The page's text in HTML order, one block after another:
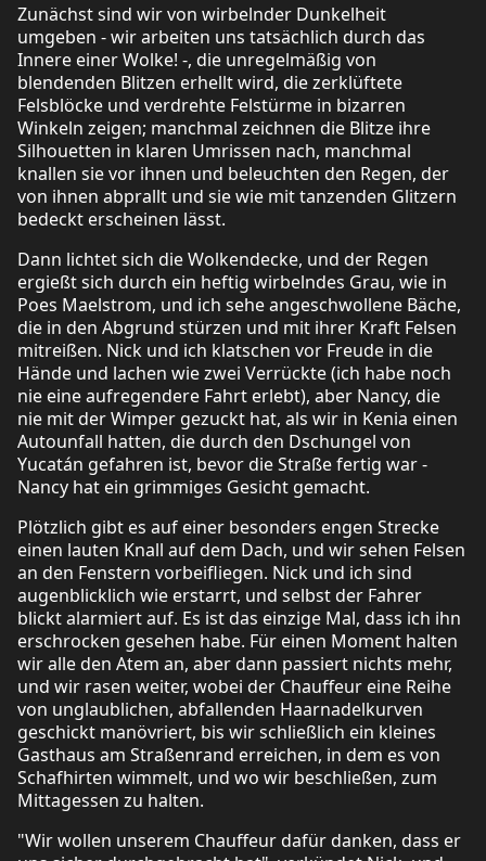
Zunächst sind wir von wirbelnder Dunkelheit
umgeben - wir arbeiten uns tatsächlich durch das
Innere einer Wolke! -, die unregelmäßig von
blendenden Blitzen erhellt wird, die zerklüftete
Felsblöcke und verdrehte Felstürme in bizarren
Winkeln zeigen; manchmal zeichnen die Blitze ihre
Silhouetten in klaren Umrissen nach, manchmal
knallen sie vor ihnen und beleuchten den Regen, der
von ihnen abprallt und sie wie mit tanzenden Glitzern
bedeckt erscheinen lässt.
Dann lichtet sich die Wolkendecke, und der Regen
ergießt sich durch ein heftig wirbelndes Grau, wie in
Poes Maelstrom, und ich sehe angeschwollene Bäche,
die in den Abgrund stürzen und mit ihrer Kraft Felsen
mitreißen. Nick und ich klatschen vor Freude in die
Hände und lachen wie zwei Verrückte (ich habe noch
nie eine aufregendere Fahrt erlebt), aber Nancy, die
nie mit der Wimper gezuckt hat, als wir in Kenia einen
Autounfall hatten, die durch den Dschungel von
Yucatán gefahren ist, bevor die Straße fertig war -
Nancy hat ein grimmiges Gesicht gemacht.
Plötzlich gibt es auf einer besonders engen Strecke
einen lauten Knall auf dem Dach, und wir sehen Felsen
an den Fenstern vorbeifliegen. Nick und ich sind
augenblicklich wie erstarrt, und selbst der Fahrer
blickt alarmiert auf. Es ist das einzige Mal, dass ich ihn
erschrocken gesehen habe. Für einen Moment halten
wir alle den Atem an, aber dann passiert nichts mehr,
und wir rasen weiter, wobei der Chauffeur eine Reihe
von unglaublichen, abfallenden Haarnadelkurven
geschickt manövriert, bis wir schließlich ein kleines
Gasthaus am Straßenrand erreichen, in dem es von
Schafhirten wimmelt, und wo wir beschließen, zum
Mittagessen zu halten.
"Wir wollen unserem Chauffeur dafür danken, dass er